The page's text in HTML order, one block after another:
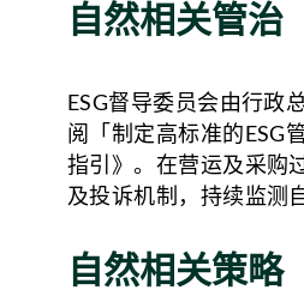
自然相关管治
ESG督导委员会由行政
阅「制定高标准的ESG
指引》。在营运及采购
及投诉机制，持续监测
自然相关策略